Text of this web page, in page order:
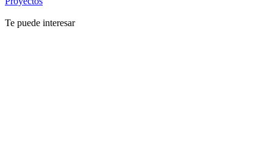
Te puede interesar